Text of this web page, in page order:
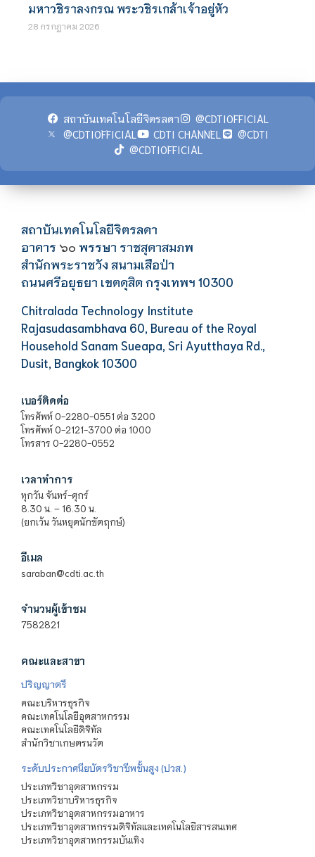
มหาวชิราลงกรณ พระวชิรเกล้าเจ้าอยู่หัว
28 กรกฎาคม 2026
สถาบันเทคโนโลยีจิตรลดา
@CDTIOFFICIAL
@CDTIOFFICIAL
CDTI CHANNEL
@CDTI
@CDTIOFFICIAL
สถาบันเทคโนโลยีจิตรลดา
อาคาร ๖๐ พรรษา ราชสุดาสมภพ
สำนักพระราชวัง สนามเสือป่า
ถนนศรีอยุธยา เขตดุสิต กรุงเทพฯ 10300
Chitralada Technology Institute
Rajasudasambhava 60, Bureau of the Royal
Household Sanam Sueapa, Sri Ayutthaya Rd.,
Dusit, Bangkok 10300
เบอร์ติดต่อ
โทรศัพท์ 0-2280-0551 ต่อ 3200
โทรศัพท์ 0-2121-3700 ต่อ 1000
โทรสาร 0-2280-0552
เวลาทำการ
ทุกวัน จันทร์-ศุกร์
8.30 น. – 16.30 น.
(ยกเว้น วันหยุดนักขัตฤกษ์)
อีเมล
saraban@cdti.ac.th
จำนวนผู้เข้าชม
7582821
คณะและสาขา
ปริญญาตรี
คณะบริหารธุรกิจ
คณะเทคโนโลยีอุตสาหกรรม
คณะเทคโนโลยีดิจิทัล
สำนักวิชาเกษตรนวัต
ระดับประกาศนียบัตรวิชาชีพชั้นสูง (ปวส.)
ประเภทวิชาอุตสาหกรรม
ประเภทวิชาบริหารธุรกิจ
ประเภทวิชาอุตสาหกรรมอาหาร
ประเภทวิชาอุตสาหกรรมดิจิทัลและเทคโนโลยีสารสนเทศ
ประเภทวิชาอุตสาหกรรมบันเทิง